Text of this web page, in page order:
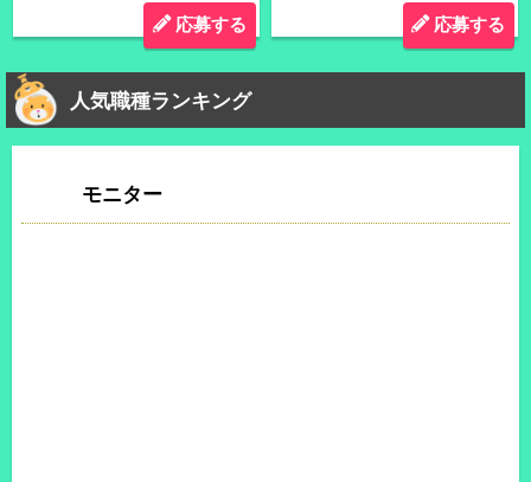
応募する 応募する
人気職種ランキング
モニター